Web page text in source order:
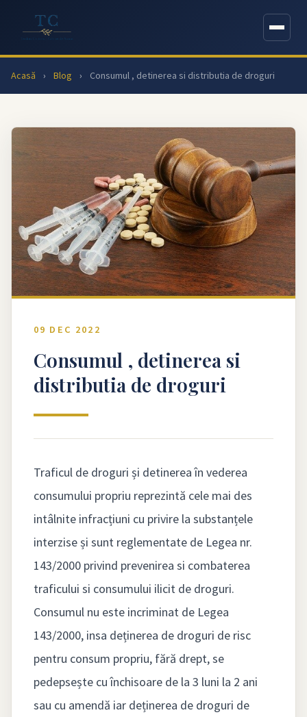
Acasă › Blog › Consumul , detinerea si distributia de droguri
09 DEC 2022
Consumul , detinerea si
distributia de droguri
Traficul de droguri și detinerea în vederea
consumului propriu reprezintă cele mai des
intâlnite infracțiuni cu privire la substanțele
interzise și sunt reglementate de Legea nr.
143/2000 privind prevenirea si combaterea
traficului si consumului ilicit de droguri.
Consumul nu este incriminat de Legea
143/2000, insa deținerea de droguri de risc
pentru consum propriu, fără drept, se
pedepsește cu închisoare de la 3 luni la 2 ani
sau cu amendă iar deținerea de droguri de